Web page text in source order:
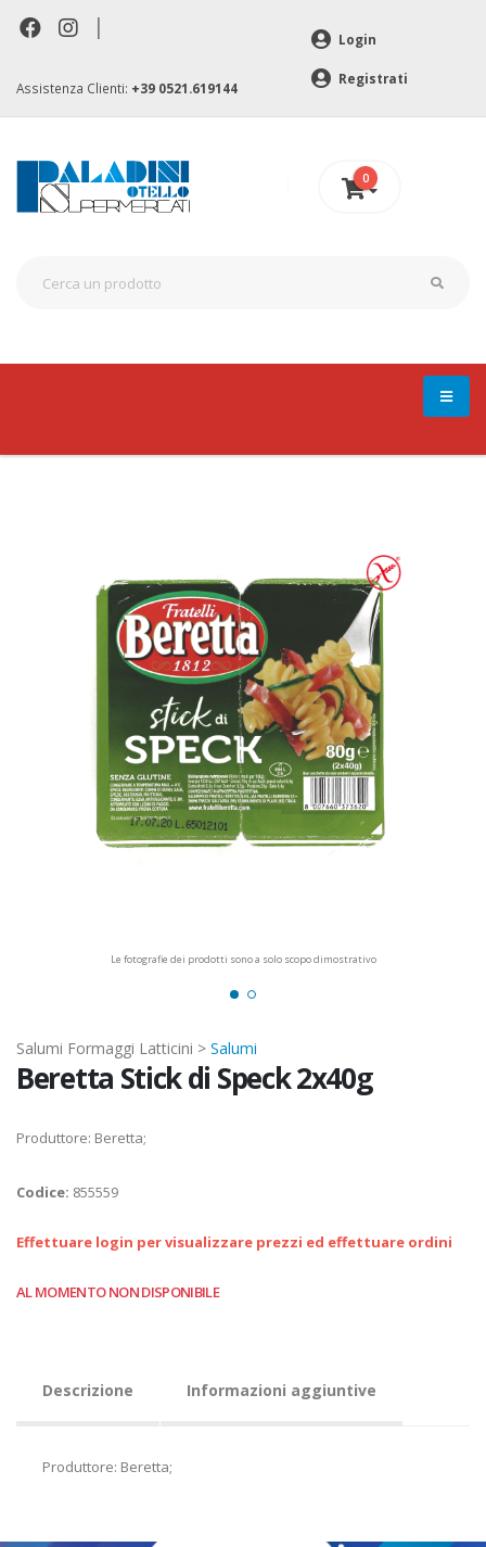
|
Assistenza Clienti: +39 0521.619144
Login
Registrati
0
Le fotografie dei prodotti sono a solo scopo dimostrativo
Salumi Formaggi Latticini > Salumi
Beretta Stick di Speck 2x40g
Produttore: Beretta;
Codice: 855559
Effettuare login per visualizzare prezzi ed effettuare ordini
AL MOMENTO NON DISPONIBILE
Descrizione Informazioni aggiuntive
Produttore: Beretta;